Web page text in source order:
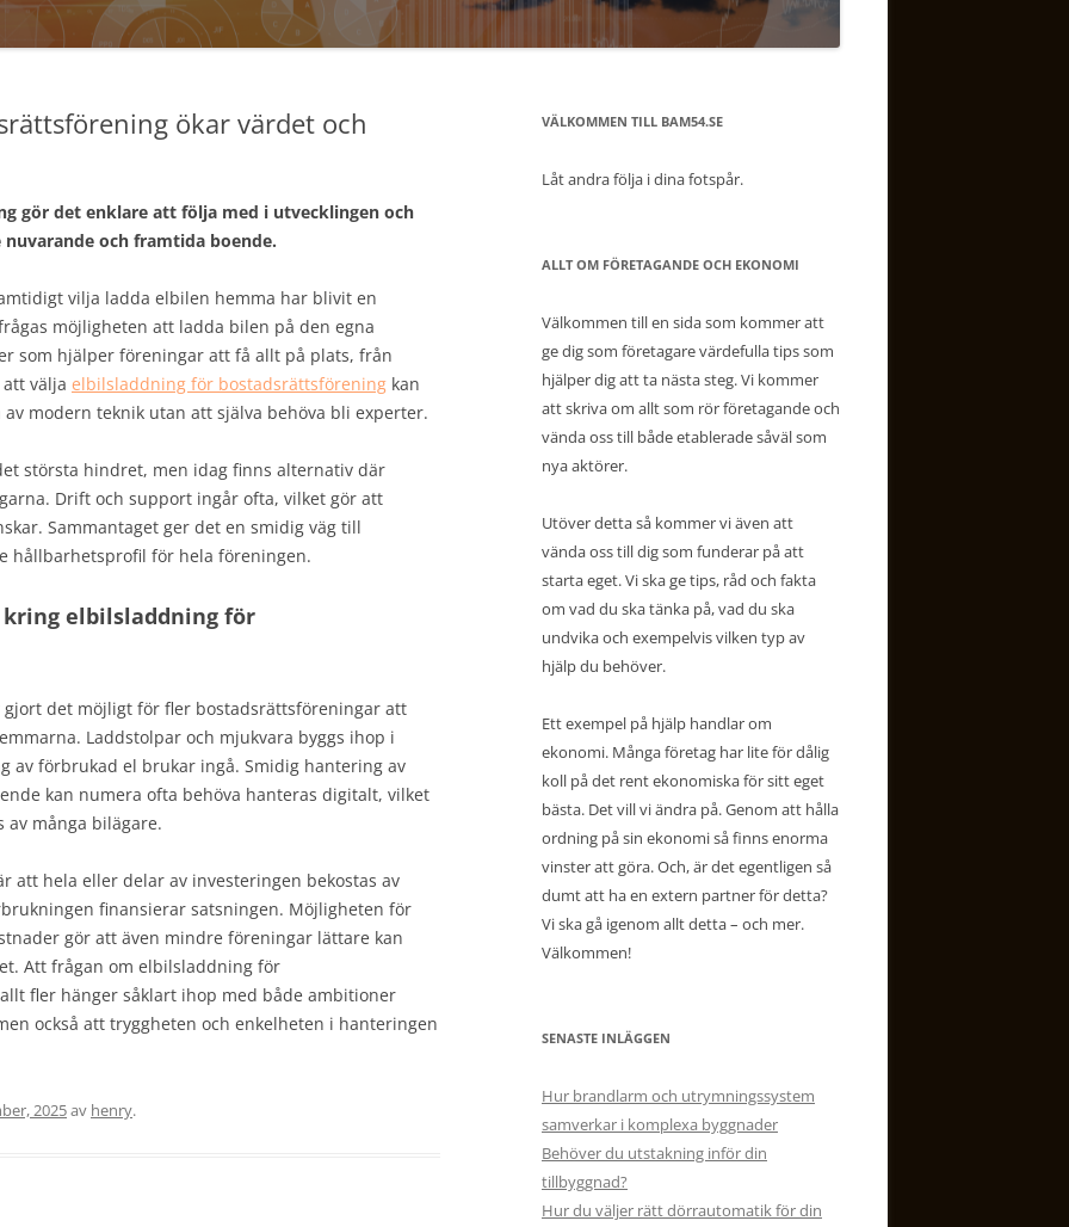
ökar värdet och
gör det enklare att följa med i utvecklingen och
och framtida boende.
vilja ladda elbilen hemma har blivit en
möjligheten att ladda bilen på den egna
som hjälper föreningar att få allt på plats, från
välja elbilsladdning för bostadsrättsförening kan
modern teknik utan att själva behöva bli experter.
största hindret, men idag finns alternativ där
Drift och support ingår ofta, vilket gör att
Sammantaget ger det en smidig väg till
hållbarhetsprofil för hela föreningen.
elbilsladdning för
gjort det möjligt för fler bostadsrättsföreningar att
Laddstolpar och mjukvara byggs ihop i
av förbrukad el brukar ingå. Smidig hantering av
kan numera ofta behöva hanteras digitalt, vilket
många bilägare.
att hela eller delar av investeringen bekostas av
finansierar satsningen. Möjligheten för
gör att även mindre föreningar lättare kan
Att frågan om elbilsladdning för
fler hänger såklart ihop med både ambitioner
också att tryggheten och enkelheten i hanteringen
2025av henry.
VÄLKOMMEN TILL BAM54.SE
Låt andra följa i dina fotspår.
ALLT OM FÖRETAGANDE OCH EKONOMI
Välkommen till en sida som kommer att
ge dig som företagare värdefulla tips som
hjälper dig att ta nästa steg. Vi kommer
att skriva om allt som rör företagande och
vända oss till både etablerade såväl som
nya aktörer.
Utöver detta så kommer vi även att
vända oss till dig som funderar på att
starta eget. Vi ska ge tips, råd och fakta
om vad du ska tänka på, vad du ska
undvika och exempelvis vilken typ av
hjälp du behöver.
Ett exempel på hjälp handlar om
ekonomi. Många företag har lite för dålig
koll på det rent ekonomiska för sitt eget
bästa. Det vill vi ändra på. Genom att hålla
ordning på sin ekonomi så finns enorma
vinster att göra. Och, är det egentligen så
dumt att ha en extern partner för detta?
Vi ska gå igenom allt detta – och mer.
Välkommen!
SENASTE INLÄGGEN
Hur brandlarm och utrymningssystem
samverkar i komplexa byggnader
Behöver du utstakning inför din
tillbyggnad?
Hur du väljer rätt dörrautomatik för din